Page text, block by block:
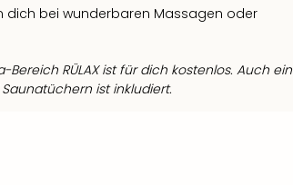
dich bei wunderbaren Massagen oder
Bereich RÜLAX ist für dich kostenlos. Auch ein
ist inkludiert.